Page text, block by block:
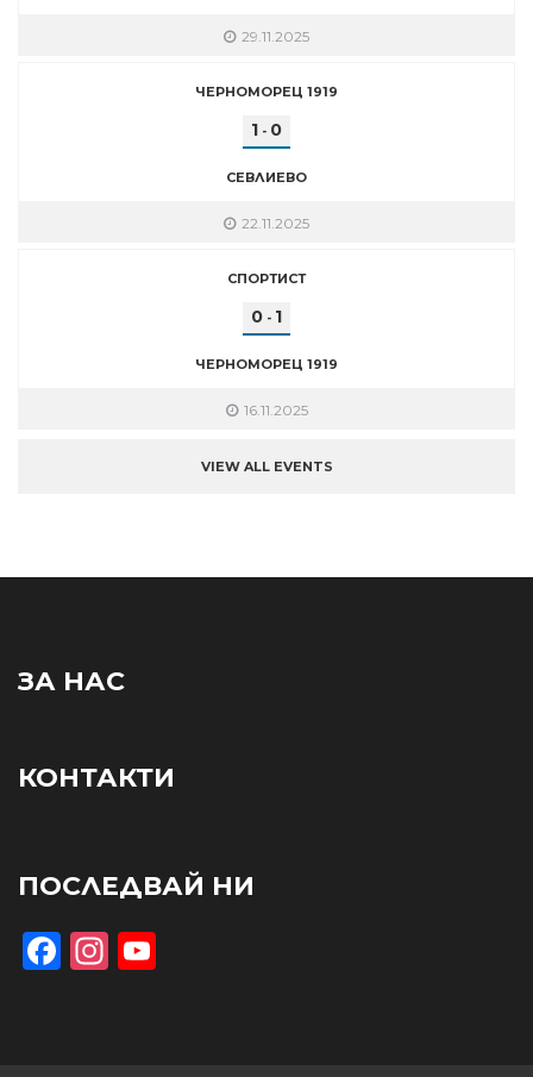
29.11.2025
ЧЕРНОМОРЕЦ 1919
1 - 0
СЕВЛИЕВО
22.11.2025
СПОРТИСТ
0 - 1
ЧЕРНОМОРЕЦ 1919
16.11.2025
VIEW ALL EVENTS
ЗА НАС
КОНТАКТИ
ПОСЛЕДВАЙ НИ
Facebook
Instagram